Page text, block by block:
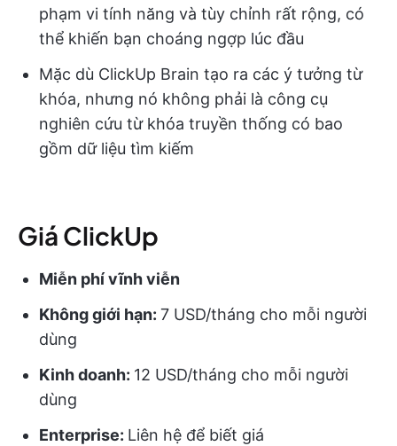
phạm vi tính năng và tùy chỉnh rất rộng, có
thể khiến bạn choáng ngợp lúc đầu
Mặc dù ClickUp Brain tạo ra các ý tưởng từ
khóa, nhưng nó không phải là công cụ
nghiên cứu từ khóa truyền thống có bao
gồm dữ liệu tìm kiếm
Giá ClickUp
Miễn phí vĩnh viễn
Không giới hạn: 7 USD/tháng cho mỗi người
dùng
Kinh doanh: 12 USD/tháng cho mỗi người
dùng
Enterprise: Liên hệ để biết giá